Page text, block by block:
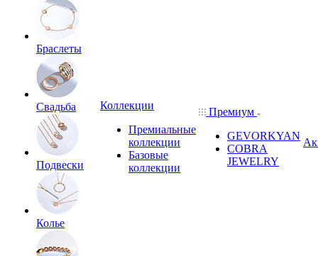
Браслеты
Свадьба
Подвески
Колье
Коллекции
Премиальные
коллекции
Базовые
коллекции
Премиум
GEVORKYAN
COBRA
JEWELRY